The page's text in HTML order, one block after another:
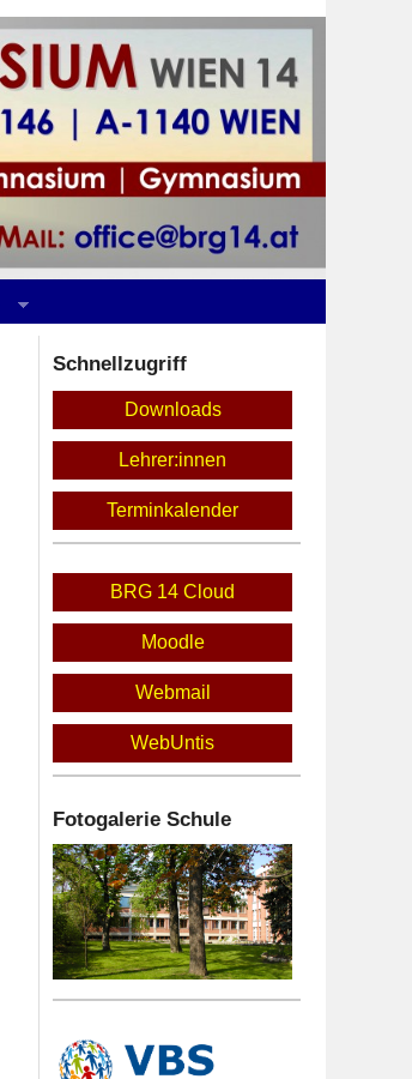
Schnellzugriff
Downloads
Lehrer:innen
Terminkalender
BRG 14 Cloud
Moodle
Webmail
WebUntis
Fotogalerie Schule